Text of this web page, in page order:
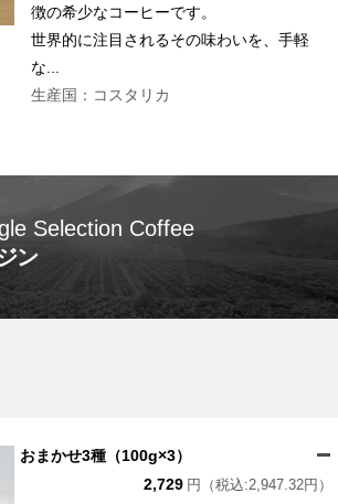
徴の希少なコーヒーです。
世界的に注目されるその味わいを、手軽
な...
生産国：コスタリカ
Selection Coffee
ン
おまかせ3種（100g×3）
2,729 円（税込:2,947.32円）